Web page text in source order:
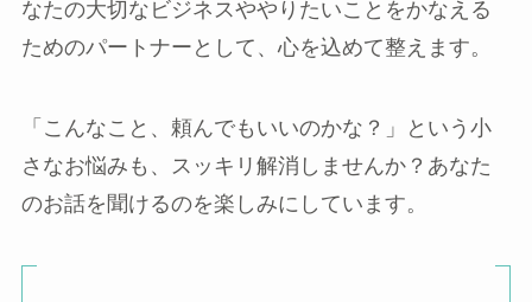
なたの大切なビジネスややりたいことをかなえる
ためのパートナーとして、心を込めて整えます。
「こんなこと、頼んでもいいのかな？」という小
さなお悩みも、スッキリ解消しませんか？あなた
のお話を聞けるのを楽しみにしています。